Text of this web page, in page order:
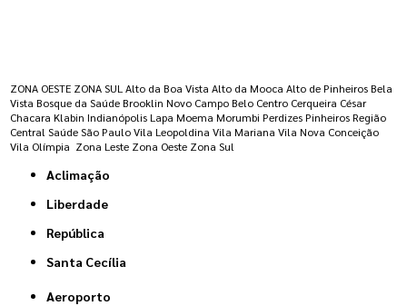
ZONA OESTE ZONA SUL Alto da Boa Vista Alto da Mooca Alto de Pinheiros Bela
Vista Bosque da Saúde Brooklin Novo Campo Belo Centro Cerqueira César
Chacara Klabin Indianópolis Lapa Moema Morumbi Perdizes Pinheiros Região
Central Saúde São Paulo Vila Leopoldina Vila Mariana Vila Nova Conceição
Vila Olímpia Zona Leste Zona Oeste Zona Sul
Aclimação
Liberdade
República
Santa Cecília
Aeroporto